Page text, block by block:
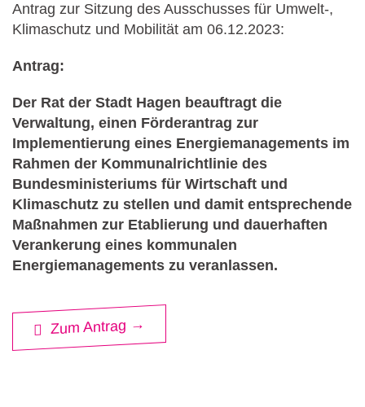
Antrag zur Sitzung des Ausschusses für Umwelt-,
Klimaschutz und Mobilität am 06.12.2023:
Antrag:
Der Rat der Stadt Hagen beauftragt die
Verwaltung, einen Förderantrag zur
Implementierung eines Energiemanagements im
Rahmen der Kommunalrichtlinie des
Bundesministeriums für Wirtschaft und
Klimaschutz zu stellen und damit entsprechende
Maßnahmen zur Etablierung und dauerhaften
Verankerung eines kommunalen
Energiemanagements zu veranlassen.
Zum Antrag →